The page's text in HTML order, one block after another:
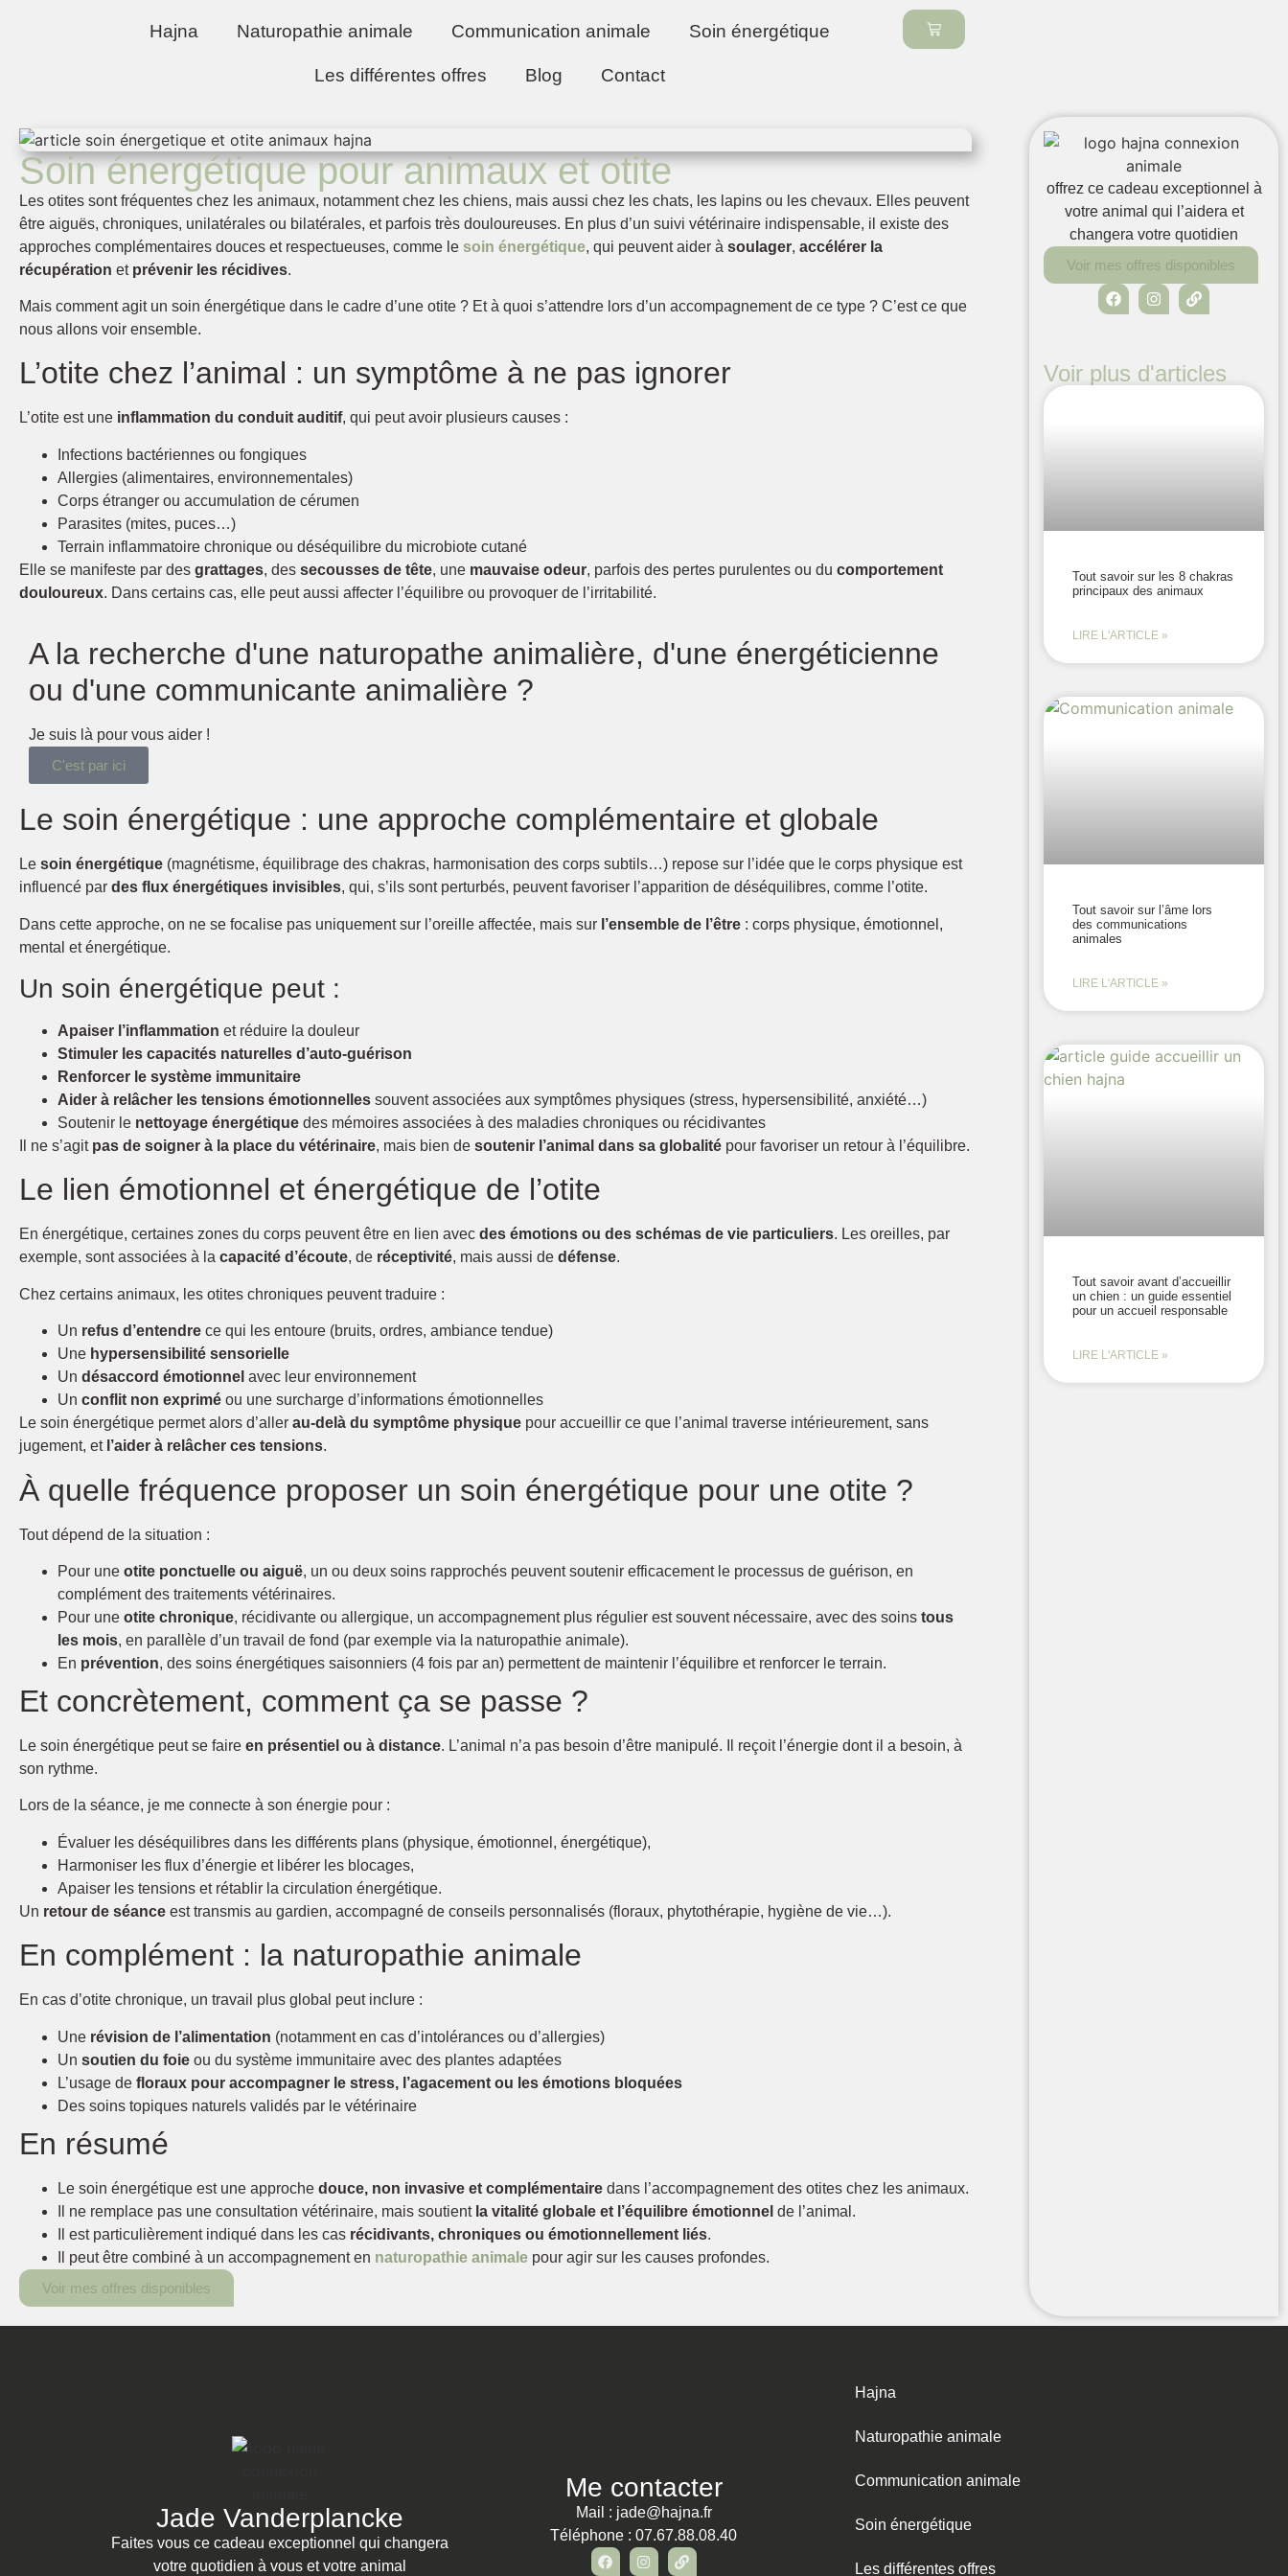
Hajna Naturopathie animale Communication animale Soin énergétique
Les différentes offres Blog Contact
Soin énergétique pour animaux et otite
Les otites sont fréquentes chez les animaux, notamment chez les chiens, mais aussi chez les chats, les lapins ou les chevaux. Elles peuvent
être aiguës, chroniques, unilatérales ou bilatérales, et parfois très douloureuses. En plus d’un suivi vétérinaire indispensable, il existe des
approches complémentaires douces et respectueuses, comme le soin énergétique, qui peuvent aider à soulager, accélérer la
récupération et prévenir les récidives.
Mais comment agit un soin énergétique dans le cadre d’une otite ? Et à quoi s’attendre lors d’un accompagnement de ce type ? C’est ce que
nous allons voir ensemble.
L’otite chez l’animal : un symptôme à ne pas ignorer
L’otite est une inflammation du conduit auditif, qui peut avoir plusieurs causes :
Infections bactériennes ou fongiques
Allergies (alimentaires, environnementales)
Corps étranger ou accumulation de cérumen
Parasites (mites, puces…)
Terrain inflammatoire chronique ou déséquilibre du microbiote cutané
Elle se manifeste par des grattages, des secousses de tête, une mauvaise odeur, parfois des pertes purulentes ou du comportement
douloureux. Dans certains cas, elle peut aussi affecter l’équilibre ou provoquer de l’irritabilité.
A la recherche d'une naturopathe animalière, d'une énergéticienne
ou d'une communicante animalière ?
Je suis là pour vous aider !
C'est par ici
Le soin énergétique : une approche complémentaire et globale
Le soin énergétique (magnétisme, équilibrage des chakras, harmonisation des corps subtils…) repose sur l’idée que le corps physique est
influencé par des flux énergétiques invisibles, qui, s’ils sont perturbés, peuvent favoriser l’apparition de déséquilibres, comme l’otite.
Dans cette approche, on ne se focalise pas uniquement sur l’oreille affectée, mais sur l’ensemble de l’être : corps physique, émotionnel,
mental et énergétique.
Un soin énergétique peut :
Apaiser l’inflammation et réduire la douleur
Stimuler les capacités naturelles d’auto-guérison
Renforcer le système immunitaire
Aider à relâcher les tensions émotionnelles souvent associées aux symptômes physiques (stress, hypersensibilité, anxiété…)
Soutenir le nettoyage énergétique des mémoires associées à des maladies chroniques ou récidivantes
Il ne s’agit pas de soigner à la place du vétérinaire, mais bien de soutenir l’animal dans sa globalité pour favoriser un retour à l’équilibre.
Le lien émotionnel et énergétique de l’otite
En énergétique, certaines zones du corps peuvent être en lien avec des émotions ou des schémas de vie particuliers. Les oreilles, par
exemple, sont associées à la capacité d’écoute, de réceptivité, mais aussi de défense.
Chez certains animaux, les otites chroniques peuvent traduire :
Un refus d’entendre ce qui les entoure (bruits, ordres, ambiance tendue)
Une hypersensibilité sensorielle
Un désaccord émotionnel avec leur environnement
Un conflit non exprimé ou une surcharge d’informations émotionnelles
Le soin énergétique permet alors d’aller au-delà du symptôme physique pour accueillir ce que l’animal traverse intérieurement, sans
jugement, et l’aider à relâcher ces tensions.
À quelle fréquence proposer un soin énergétique pour une otite ?
Tout dépend de la situation :
Pour une otite ponctuelle ou aiguë, un ou deux soins rapprochés peuvent soutenir efficacement le processus de guérison, en
complément des traitements vétérinaires.
Pour une otite chronique, récidivante ou allergique, un accompagnement plus régulier est souvent nécessaire, avec des soins tous
les mois, en parallèle d’un travail de fond (par exemple via la naturopathie animale).
En prévention, des soins énergétiques saisonniers (4 fois par an) permettent de maintenir l’équilibre et renforcer le terrain.
Et concrètement, comment ça se passe ?
Le soin énergétique peut se faire en présentiel ou à distance. L’animal n’a pas besoin d’être manipulé. Il reçoit l’énergie dont il a besoin, à
son rythme.
Lors de la séance, je me connecte à son énergie pour :
Évaluer les déséquilibres dans les différents plans (physique, émotionnel, énergétique),
Harmoniser les flux d’énergie et libérer les blocages,
Apaiser les tensions et rétablir la circulation énergétique.
Un retour de séance est transmis au gardien, accompagné de conseils personnalisés (floraux, phytothérapie, hygiène de vie…).
En complément : la naturopathie animale
En cas d’otite chronique, un travail plus global peut inclure :
Une révision de l’alimentation (notamment en cas d’intolérances ou d’allergies)
Un soutien du foie ou du système immunitaire avec des plantes adaptées
L’usage de floraux pour accompagner le stress, l’agacement ou les émotions bloquées
Des soins topiques naturels validés par le vétérinaire
En résumé
Le soin énergétique est une approche douce, non invasive et complémentaire dans l’accompagnement des otites chez les animaux.
Il ne remplace pas une consultation vétérinaire, mais soutient la vitalité globale et l’équilibre émotionnel de l’animal.
Il est particulièrement indiqué dans les cas récidivants, chroniques ou émotionnellement liés.
Il peut être combiné à un accompagnement en naturopathie animale pour agir sur les causes profondes.
Voir mes offres disponibles
offrez ce cadeau exceptionnel à
votre animal qui l’aidera et
changera votre quotidien
Voir mes offres disponibles
Voir plus d'articles
Tout savoir sur les 8 chakras
principaux des animaux
LIRE L'ARTICLE »
Tout savoir sur l’âme lors
des communications
animales
LIRE L'ARTICLE »
Tout savoir avant d’accueillir
un chien : un guide essentiel
pour un accueil responsable
LIRE L'ARTICLE »
Jade Vanderplancke
Faites vous ce cadeau exceptionnel qui changera
votre quotidien à vous et votre animal
Me contacter
Mail : jade@hajna.fr
Téléphone : 07.67.88.08.40
Hajna
Naturopathie animale
Communication animale
Soin énergétique
Les différentes offres